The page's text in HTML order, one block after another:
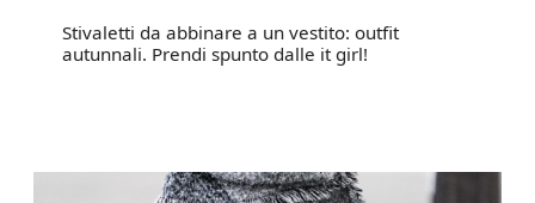
Stivaletti da abbinare a un vestito: outfit
autunnali. Prendi spunto dalle it girl!